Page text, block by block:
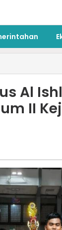
Al
II